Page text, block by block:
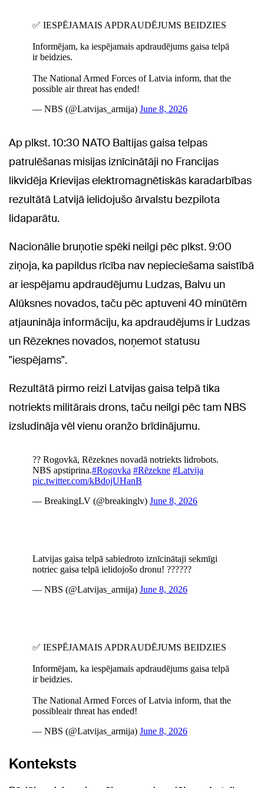
Ap plkst. 10:30 NATO Baltijas gaisa telpas
patrulēšanas misijas iznīcinātāji no Francijas
likvidēja Krievijas elektromagnētiskās karadarbības
rezultātā Latvijā ielidojušo ārvalstu bezpilota
lidaparātu.
Nacionālie bruņotie spēki neilgi pēc plkst. 9:00
ziņoja, ka papildus rīcība nav nepieciešama saistībā
ar iespējamu apdraudējumu Ludzas, Balvu un
Alūksnes novados, taču pēc aptuveni 40 minūtēm
atjaunināja informāciju, ka apdraudējums ir Ludzas
un Rēzeknes novados, noņemot statusu
"iespējams".
Rezultātā pirmo reizi Latvijas gaisa telpā tika
notriekts militārais drons, taču neilgi pēc tam NBS
izsludināja vēl vienu oranžo brīdinājumu.
Konteksts